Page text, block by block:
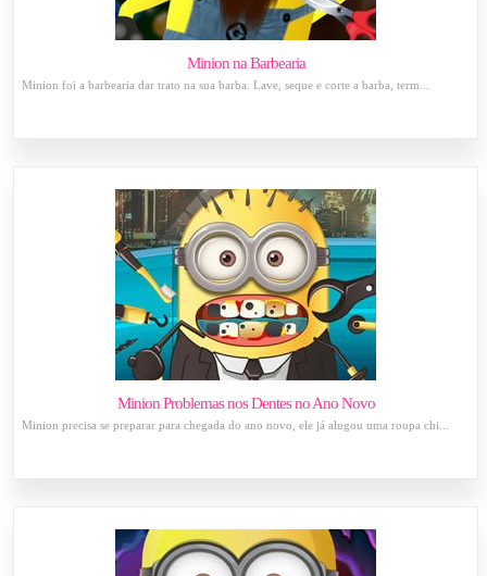
Minion na Barbearia
Minion foi a barbearia dar trato na sua barba. Lave, seque e corte a barba, term...
Minion Problemas nos Dentes no Ano Novo
Minion precisa se preparar para chegada do ano novo, ele já alugou uma roupa chi...